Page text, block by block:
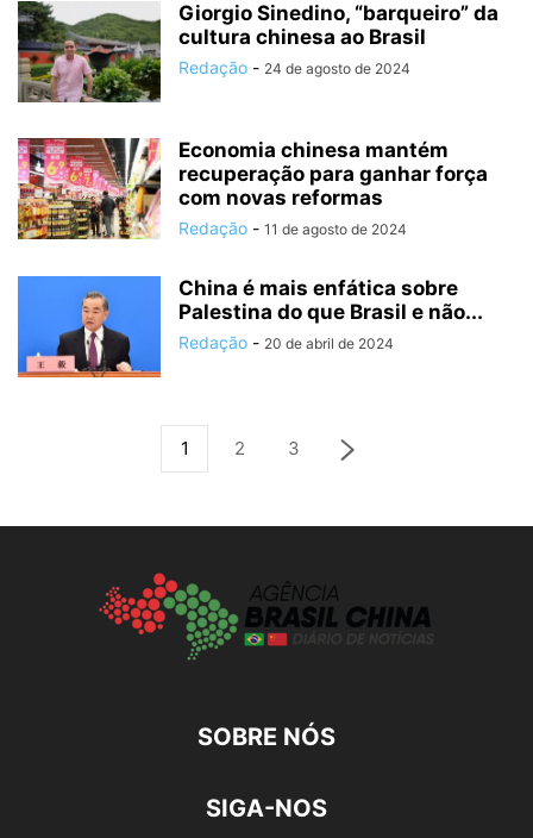
Giorgio Sinedino, “barqueiro” da
cultura chinesa ao Brasil
Redação - 24 de agosto de 2024
Economia chinesa mantém
recuperação para ganhar força
com novas reformas
Redação - 11 de agosto de 2024
China é mais enfática sobre
Palestina do que Brasil e não...
Redação - 20 de abril de 2024
1 2 3
SOBRE NÓS
SIGA-NOS